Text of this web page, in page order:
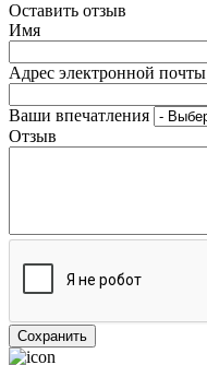
Оставить отзыв
Имя
Адрес электронной почты
Ваши впечатления
Отзыв